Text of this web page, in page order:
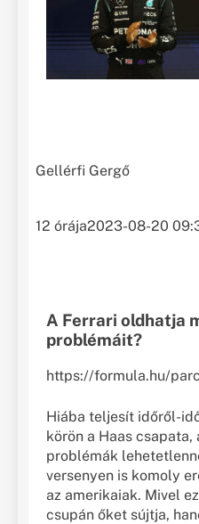
Gellérfi Gergő
12 órája2023-08-20
A Ferrari oldhatja
problémáit?
https://formula.hu/
Hiába teljesít időről-
körön a Haas
problémák
versenyen is komoly
az amerikaiak. Mivel
csupán őket sújtja,